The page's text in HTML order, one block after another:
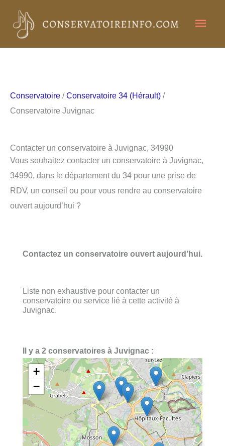
contenu
Conservatoire /Conservatoire 34 (Hérault) /
Conservatoire Juvignac
Contacter un conservatoire à Juvignac, 34990
Vous souhaitez contacter un conservatoire à Juvignac,
34990, dans le département du 34 pour une prise de
RDV, un conseil ou pour vous rendre au conservatoire
ouvert aujourd’hui ?
Contactez un conservatoire ouvert aujourd’hui.
Liste non exhaustive pour contacter un
conservatoire ou service lié à cette activité à
Juvignac.
Il y a 2 conservatoires à Juvignac :
+
−